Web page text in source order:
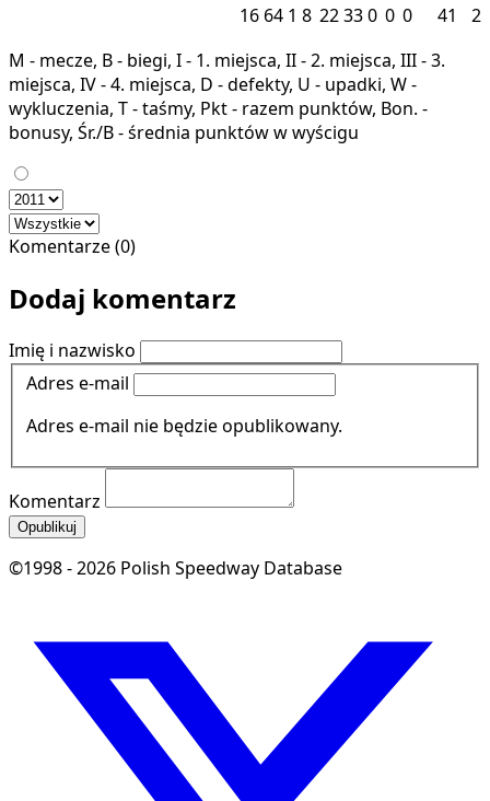
16 64 1 8 22330 0 0 41
2
M - mecze, B - biegi, I - 1. miejsca, II - 2. miejsca, III - 3.
miejsca, IV - 4. miejsca, D - defekty, U - upadki, W -
wykluczenia, T - taśmy, Pkt - razem punktów, Bon. -
bonusy, Śr./B - średnia punktów w wyścigu
Komentarze (0)
Dodaj komentarz
Imię i nazwisko
Adres e-mail
Adres e-mail nie będzie opublikowany.
Komentarz
Opublikuj
©1998 - 2026 Polish Speedway Database